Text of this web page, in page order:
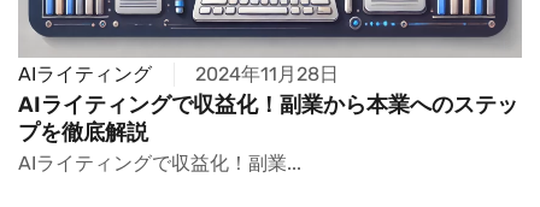
AIライティング 2024年11月28日
AIライティングで収益化！副業から本業へのステッ
プを徹底解説
AIライティングで収益化！副業...